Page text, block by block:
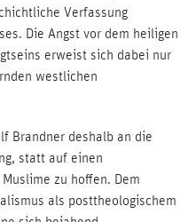
Verfassung
Die Angst vor dem heiligen
erweist sich dabei nur
westlichen
Brandner deshalb an die
statt auf einen
zu hoffen. Dem
als posttheologischem